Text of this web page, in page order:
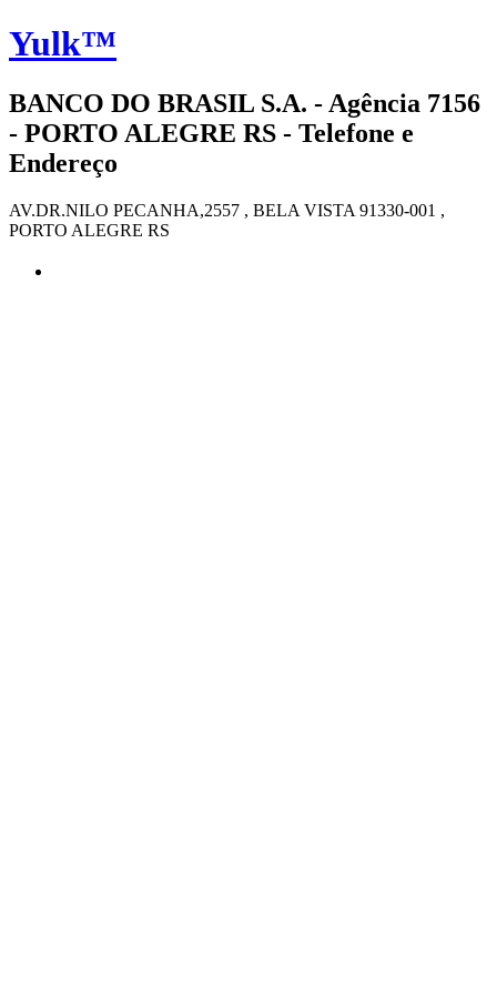
Yulk™
BANCO DO BRASIL S.A. - Agência 7156
- PORTO ALEGRE RS - Telefone e
Endereço
AV.DR.NILO PECANHA,2557 , BELA VISTA 91330-001 ,
PORTO ALEGRE RS